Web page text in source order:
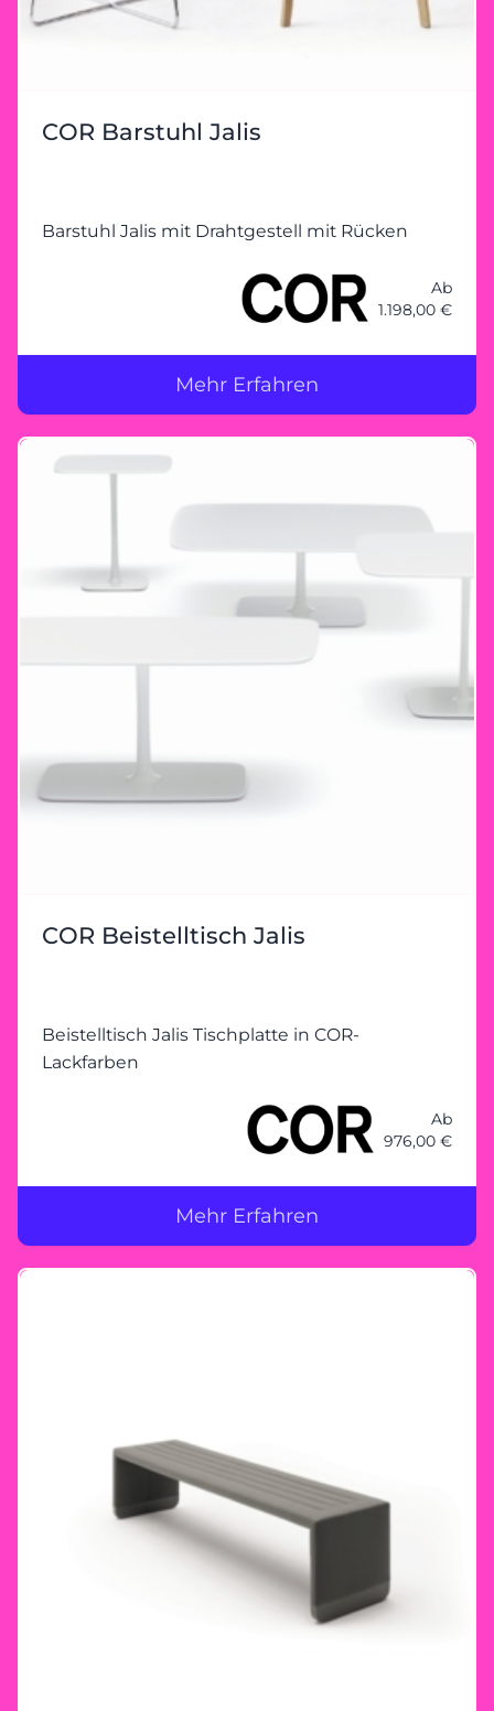
COR Barstuhl Jalis
Barstuhl Jalis mit Drahtgestell mit Rücken
Ab
1.198,00 €
Mehr Erfahren
COR Beistelltisch Jalis
Beistelltisch Jalis Tischplatte in COR-
Lackfarben
Ab
976,00 €
Mehr Erfahren